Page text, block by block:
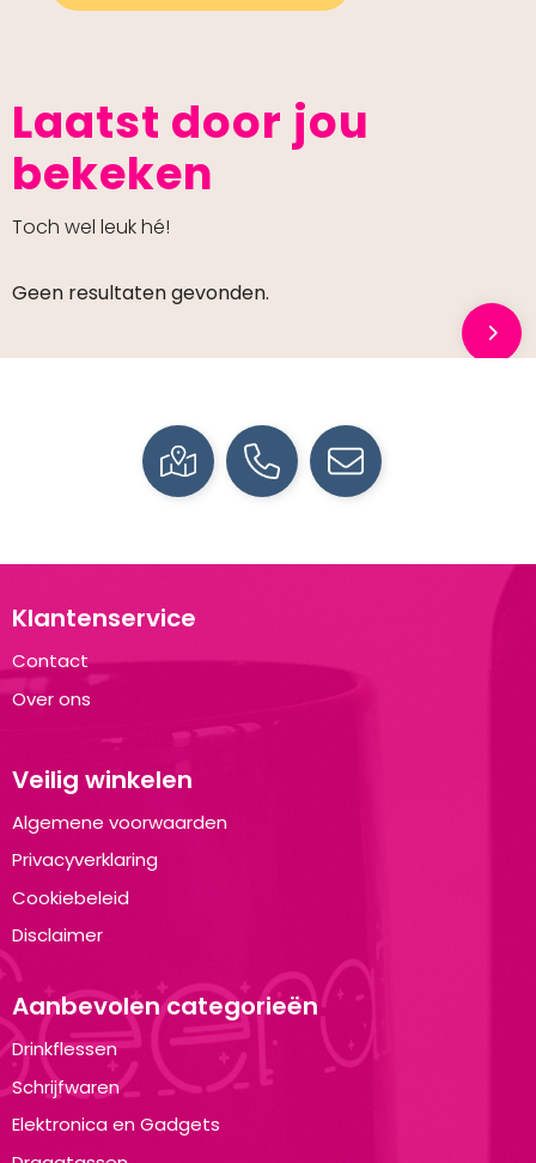
Laatst door jou
bekeken
Toch wel leuk hé!
Geen resultaten gevonden.
Klantenservice
Contact
Over ons
Veilig winkelen
Algemene voorwaarden
Privacyverklaring
Cookiebeleid
Disclaimer
Aanbevolen categorieën
Drinkflessen
Schrijfwaren
Elektronica en Gadgets